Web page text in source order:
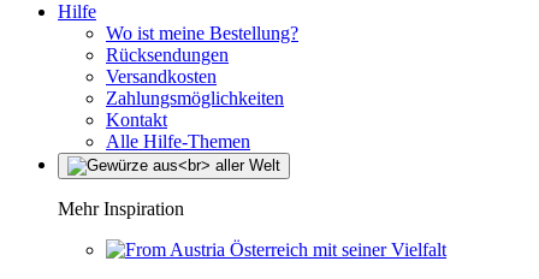
Hilfe
Wo ist meine Bestellung?
Rücksendungen
Versandkosten
Zahlungsmöglichkeiten
Kontakt
Alle Hilfe-Themen
Mehr Inspiration
Österreich mit seiner Vielfalt